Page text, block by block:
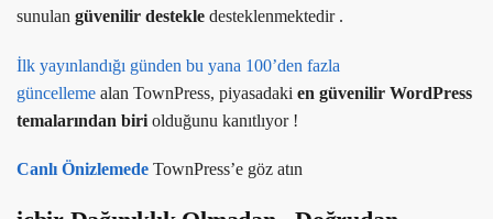
sunulan güvenilir destekle desteklenmektedir .
İlk yayınlandığı günden bu yana 100’den fazla
güncelleme alan TownPress, piyasadaki en güvenilir WordPress
temalarından biri olduğunu kanıtlıyor !
Canlı Önizlemede TownPress’e göz atın